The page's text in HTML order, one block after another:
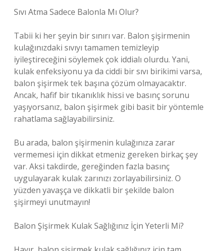
Sıvı Atma Sadece Balonla Mı Olur?
Tabii ki her şeyin bir sınırı var. Balon şişirmenin
kulağınızdaki sıvıyı tamamen temizleyip
iyileştireceğini söylemek çok iddialı olurdu. Yani,
kulak enfeksiyonu ya da ciddi bir sıvı birikimi varsa,
balon şişirmek tek başına çözüm olmayacaktır.
Ancak, hafif bir tıkanıklık hissi ve basınç sorunu
yaşıyorsanız, balon şişirmek gibi basit bir yöntemle
rahatlama sağlayabilirsiniz.
Bu arada, balon şişirmenin kulağınıza zarar
vermemesi için dikkat etmeniz gereken birkaç şey
var. Aksi takdirde, gereğinden fazla basınç
uygulayarak kulak zarınızı zorlayabilirsiniz. O
yüzden yavaşça ve dikkatli bir şekilde balon
şişirmeyi unutmayın!
Balon Şişirmek Kulak Sağlığınız İçin Yeterli Mi?